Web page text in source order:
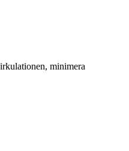
minimera